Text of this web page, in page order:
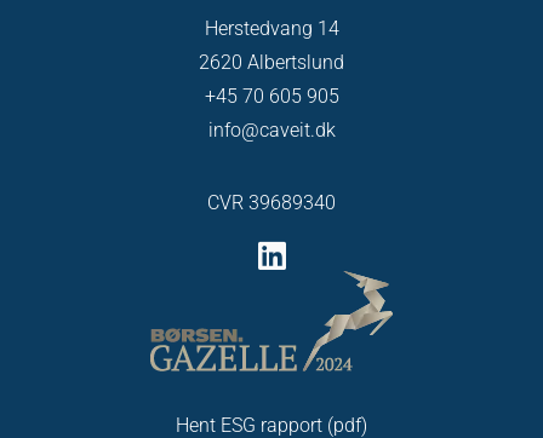
Herstedvang 14
2620 Albertslund
+45 70 605 905
info@caveit.dk
CVR 39689340
Hent ESG rapport (pdf)